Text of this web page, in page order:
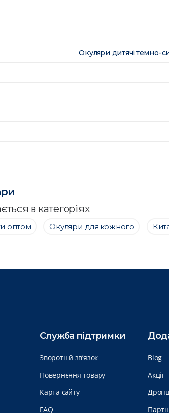
Окуляри дитячі темно-
в категоріях
оптом Окуляри для кожного
Служба підтримки
Зворотній зв’язок
Повернення товару
Карта сайту
FAQ
Blog
Акції